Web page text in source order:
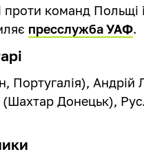
команд Польщі
пресслужба УАФ.
Португалія), Андрій
(Шахтар Донецьк),